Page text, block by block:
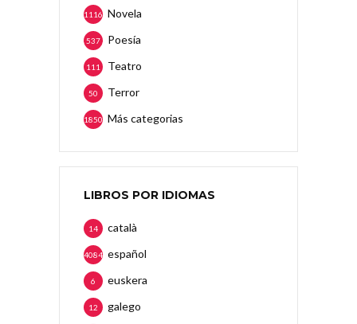
Novela
1116
Poesía
537
Teatro
111
Terror
50
Más categorias
1850
LIBROS POR IDIOMAS
català
14
español
4084
euskera
6
galego
12